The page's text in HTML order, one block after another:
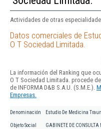
Actividades de otras
Datos comerciales de
O T Sociedad Limitada.
La información del Ranking que
O T Sociedad Limitada. procede
de INFORMA D&B S.A.U. (S.M.E.).
Empresas.
Denominación Estudio De Medicina
Objeto Social GABINETE DE